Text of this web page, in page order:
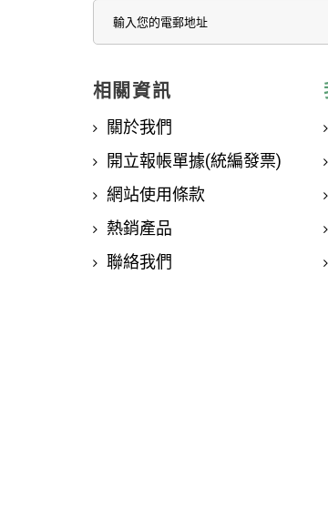
相關資訊
關於我們
開立報帳單據(統編發票)
網站使用條款
熱銷產品
聯絡我們